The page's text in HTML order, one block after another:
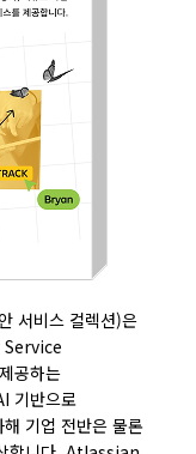
서비스 컬렉션)은
공하는
기반으로
기업 전반은 물론